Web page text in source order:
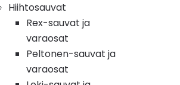
Hiihtosauvat
Rex-sauvat ja
varaosat
Peltonen-sauvat ja
varaosat